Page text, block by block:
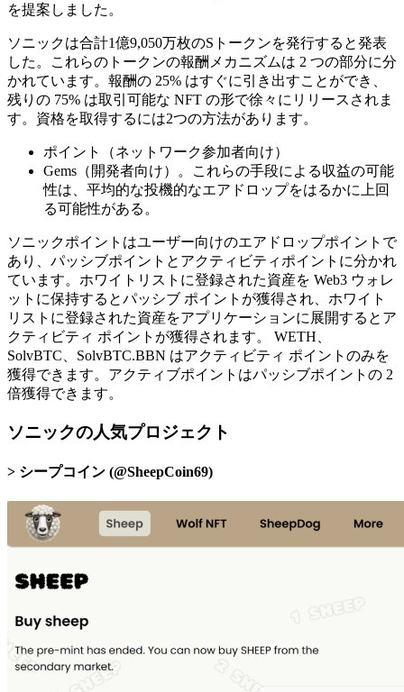
を提案しました。
ソニックは合計1億9,050万枚のSトークンを発行すると発表
した。これらのトークンの報酬メカニズムは 2 つの部分に分
かれています。報酬の 25% はすぐに引き出すことができ、
残りの 75% は取引可能な NFT の形で徐々にリリースされま
す。資格を取得するには2つの方法があります。
ポイント（ネットワーク参加者向け）
Gems（開発者向け）。これらの手段による収益の可能
性は、平均的な投機的なエアドロップをはるかに上回
る可能性がある。
ソニックポイントはユーザー向けのエアドロップポイントで
あり、パッシブポイントとアクティビティポイントに分かれ
ています。ホワイトリストに登録された資産を Web3 ウォレ
ットに保持するとパッシブ ポイントが獲得され、ホワイト
リストに登録された資産をアプリケーションに展開するとア
クティビティ ポイントが獲得されます。 WETH、
SolvBTC、SolvBTC.BBN はアクティビティ ポイントのみを
獲得できます。アクティブポイントはパッシブポイントの 2
倍獲得できます。
ソニックの人気プロジェクト
シープコイン (@SheepCoin69)